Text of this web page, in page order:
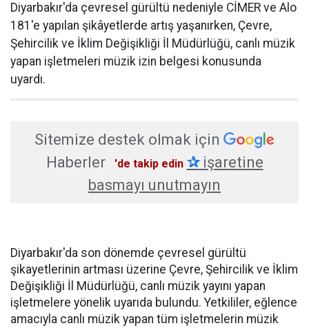
Diyarbakır'da çevresel gürültü nedeniyle CİMER ve Alo
181'e yapılan şikâyetlerde artış yaşanırken, Çevre,
Şehircilik ve İklim Değişikliği İl Müdürlüğü, canlı müzik
yapan işletmeleri müzik izin belgesi konusunda
uyardı.
Sitemize destek olmak için
Haberler
'de takip edin ✰işaretine
basmayı unutmayın
Diyarbakır'da son dönemde çevresel gürültü
şikayetlerinin artması üzerine Çevre, Şehircilik ve İklim
Değişikliği İl Müdürlüğü, canlı müzik yayını yapan
işletmelere yönelik uyarıda bulundu. Yetkililer, eğlence
amacıyla canlı müzik yapan tüm işletmelerin müzik